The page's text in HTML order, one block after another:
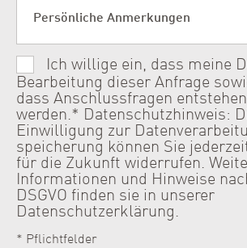
Bearbeitung dieser Anfrage
dass Anschlussfragen
werden.* Datenschutzhinweis:
Einwilligung zur
speicherung können Sie
für die Zukunft widerrufen.
Informationen und Hinweise
DSGVO finden sie in unserer
Datenschutzerklärung.
* Pflichtfelder